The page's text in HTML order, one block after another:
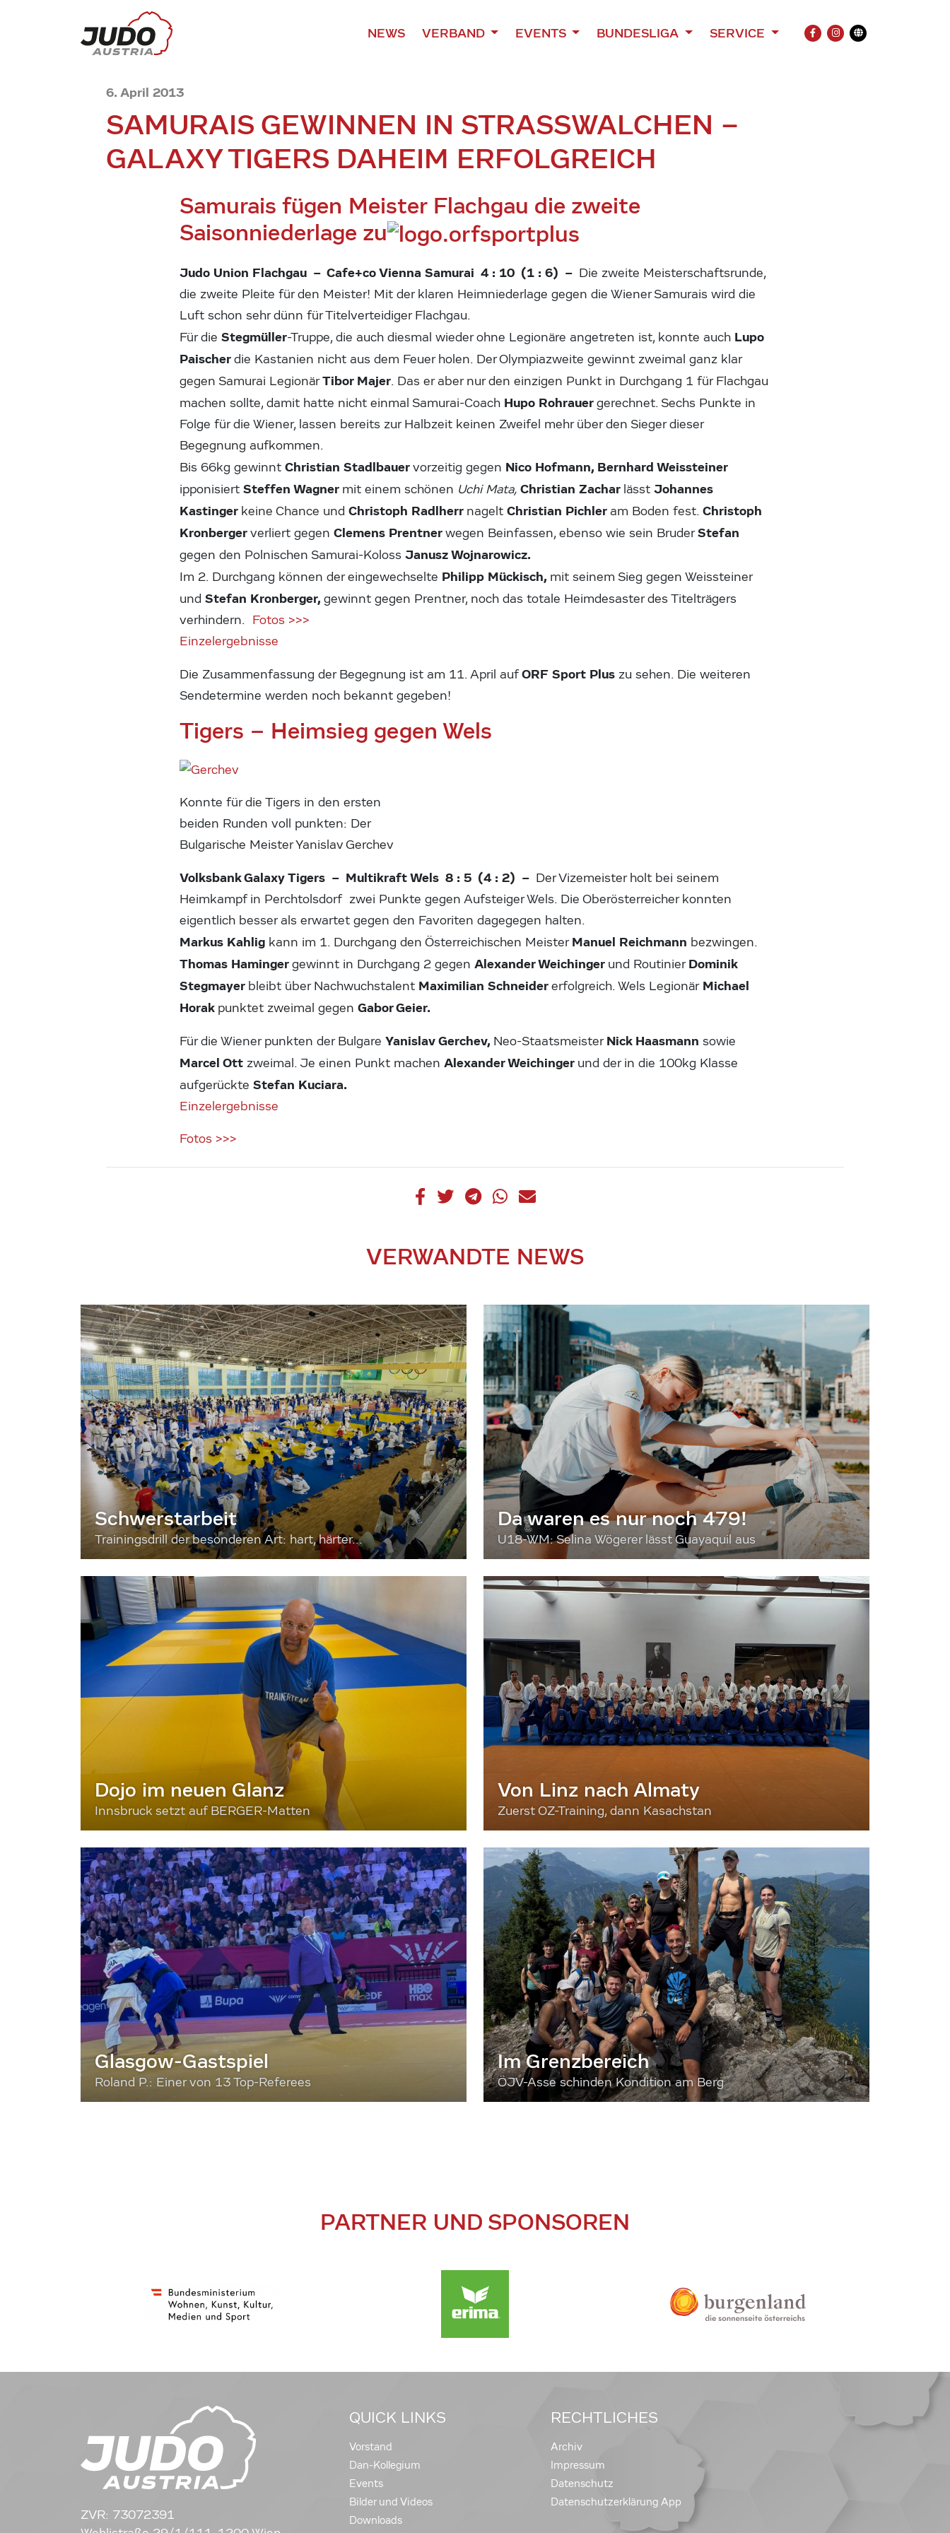
NEWS VERBAND EVENTS BUNDESLIGA SERVICE
FACEBOOK
INSTAGRAM
Übersetzung
6. April 2013
SAMURAIS GEWINNEN IN STRASSWALCHEN –
GALAXY TIGERS DAHEIM ERFOLGREICH
Samurais fügen Meister Flachgau die zweite
Saisonniederlage zu
Judo Union Flachgau – Cafe+co Vienna Samurai 4 : 10 (1 : 6) – Die zweite Meisterschaftsrunde,
die zweite Pleite für den Meister! Mit der klaren Heimniederlage gegen die Wiener Samurais wird die
Luft schon sehr dünn für Titelverteidiger Flachgau.
Für dieStegmüller-Truppe, die auch diesmal wieder ohne Legionäre angetreten ist, konnte auch Lupo
Paischerdie Kastanien nicht aus dem Feuer holen. Der Olympiazweite gewinnt zweimal ganz klar
gegen Samurai LegionärTibor Majer. Das er aber nur den einzigen Punkt in Durchgang 1 für Flachgau
machen sollte, damit hatte nicht einmal Samurai-Coach Hupo Rohrauergerechnet. Sechs Punkte in
Folge für die Wiener, lassen bereits zur Halbzeit keinen Zweifel mehr über den Sieger dieser
Begegnung aufkommen.
Bis 66kg gewinntChristian Stadlbauervorzeitig gegen Nico Hofmann, Bernhard Weissteiner
ipponisiertSteffen Wagner mit einem schönen Uchi Mata, Christian Zachar lässtJohannes
Kastinger keine Chance undChristoph Radlherr nageltChristian Pichleram Boden fest.Christoph
Kronbergerverliert gegenClemens Prentnerwegen Beinfassen, ebenso wie sein BruderStefan
gegen den Polnischen Samurai-KolossJanusz Wojnarowicz.
Im 2. Durchgang können der eingewechselte Philipp Mückisch, mit seinem Sieg gegen Weissteiner
undStefan Kronberger,gewinnt gegen Prentner, noch das totale Heimdesaster des Titelträgers
verhindern. Fotos >>>
Einzelergebnisse
Die Zusammenfassung der Begegnung ist am 11. April aufORF Sport Plus zu sehen. Die weiteren
Sendetermine werden noch bekannt gegeben!
Tigers – Heimsieg gegen Wels
Konnte für die Tigers in den ersten
beiden Runden voll punkten: Der
Bulgarische Meister Yanislav Gerchev
Volksbank Galaxy Tigers – Multikraft Wels 8 : 5 (4 : 2) – Der Vizemeister holt bei seinem
Heimkampf in Perchtolsdorf zwei Punkte gegen Aufsteiger Wels. Die Oberösterreicher konnten
eigentlich besser als erwartet gegen den Favoriten dagegegen halten.
Markus Kahlig kann im 1. Durchgang den Österreichischen MeisterManuel Reichmann bezwingen.
Thomas Hamingergewinnt in Durchgang 2 gegenAlexander Weichinger und RoutinierDominik
Stegmayer bleibt über Nachwuchstalent Maximilian Schneidererfolgreich. Wels Legionär Michael
Horak punktet zweimal gegenGabor Geier.
Für die Wiener punkten der BulgareYanislav Gerchev, Neo-StaatsmeisterNick Haasmannsowie
Marcel Ott zweimal. Je einen Punkt machenAlexander Weichinger und der in die 100kg Klasse
aufgerückteStefan Kuciara.
Einzelergebnisse
Fotos >>>
VERWANDTE NEWS
Schwerstarbeit
Trainingsdrill der besonderen Art: hart, härter...
Da waren es nur noch 479!
U18-WM: Selina Wögerer lässt Guayaquil aus
Dojo im neuen Glanz
Innsbruck setzt auf BERGER-Matten
Von Linz nach Almaty
Zuerst OZ-Training, dann Kasachstan
Glasgow-Gastspiel
Roland P.: Einer von 13 Top-Referees
Im Grenzbereich
ÖJV-Asse schinden Kondition am Berg
PARTNER UND SPONSOREN
ZVR: 73072391
QUICK LINKS
Vorstand
Dan-Kollegium
Events
Bilder und Videos
Downloads
RECHTLICHES
Archiv
Impressum
Datenschutz
Datenschutzerklärung App